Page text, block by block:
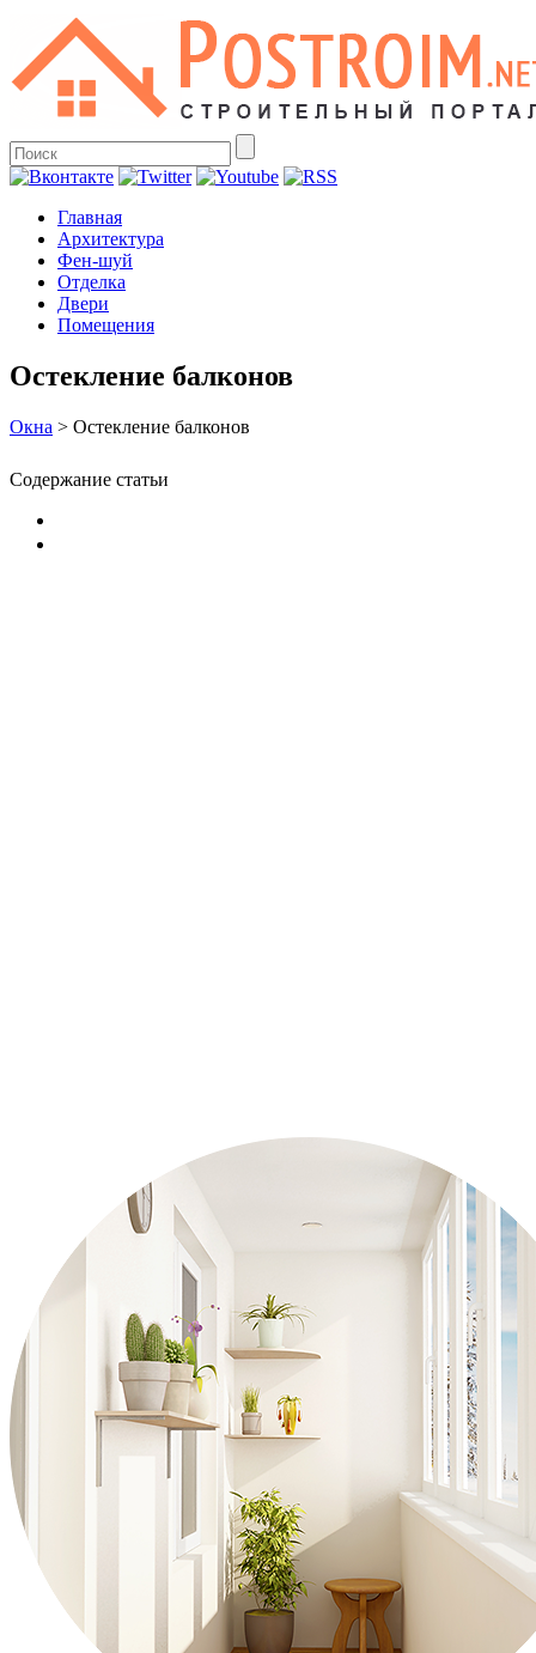
Главная
Архитектура
Фен-шуй
Отделка
Двери
Помещения
Остекление балконов
Окна > Остекление балконов
Содержание статьи